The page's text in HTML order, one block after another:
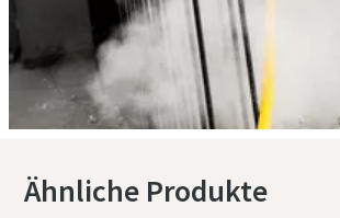
Ähnliche Produkte